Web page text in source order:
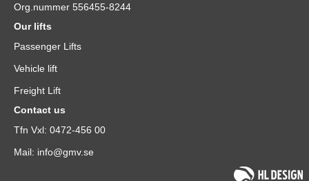
Org.nummer 556455-8244
Our lifts
Passenger Lifts
Vehicle lift
Freight Lift
Contact us
Tfn Vxl: 0472-456 00
Mail: info@gmv.se